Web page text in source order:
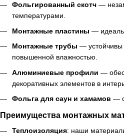
Фольгированный скотч —
температурами.
Монтажные пластины —
Монтажные трубы — устойчивы
повышенной влажностью.
Алюминиевые профили —
декоративных элементов в
Фольга для саун и хамамов —
Преимущества монтажных
Теплоизоляция: наши